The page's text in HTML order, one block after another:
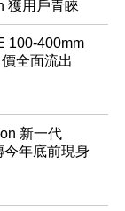
獲用戶青睞
100-400mm
全面流出
新一代
今年底前現身